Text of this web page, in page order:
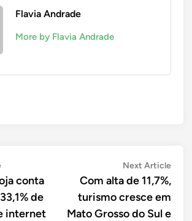
Flavia Andrade
More by Flavia Andrade
Previous
article:conta
de
internet
Next ArticleNext
Com alta de 11,7%,
turismo cresce em
Mato Grosso do Sul e